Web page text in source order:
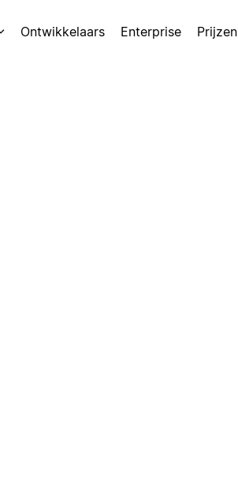
Ontwikkelaars Enterprise Prijzen